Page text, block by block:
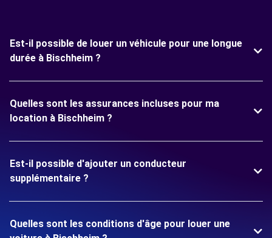
Est-il possible de louer un véhicule pour une longue
durée à Bischheim ?
Quelles sont les assurances incluses pour ma
location à Bischheim ?
Est-il possible d'ajouter un conducteur
supplémentaire ?
Quelles sont les conditions d'âge pour louer une